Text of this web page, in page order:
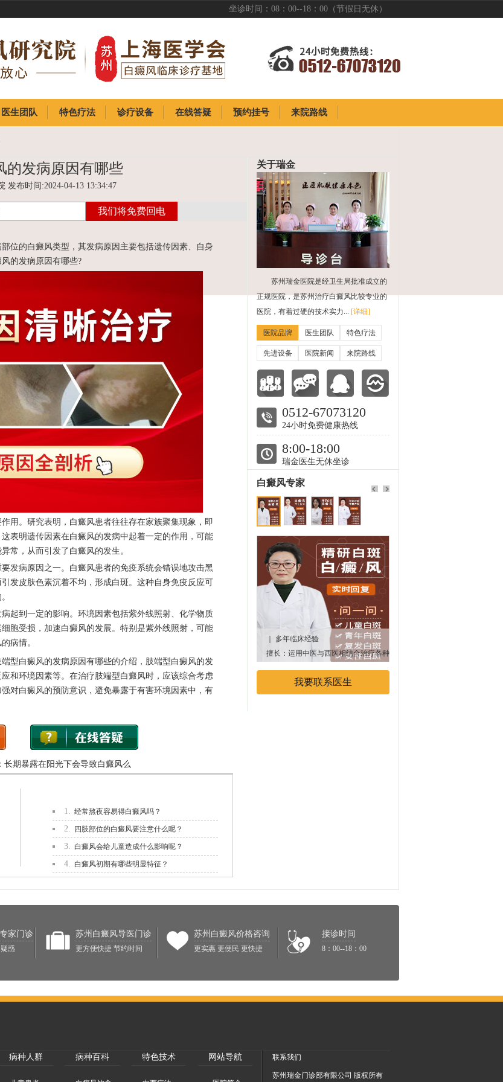
坐诊时间：08：00--18：00（节假日无休）
医生团队 特色疗法 诊疗设备 在线答疑 预约挂号 来院路线
的发病原因有哪些
发布时间:2024-04-13 13:34:47
的白癜风类型，其发病原因主要包括遗传因素、自身
的发病原因有哪些?
。研究表明，白癜风患者往往存在家族聚集现象，即
表明遗传因素在白癜风的发病中起着一定的作用，可能
常，从而引发了白癜风的发生。
病原因之一。白癜风患者的免疫系统会错误地攻击黑
发皮肤色素沉着不均，形成白斑。这种自身免疫反应可
到一定的影响。环境因素包括紫外线照射、化学物质
胞受损，加速白癜风的发展。特别是紫外线照射，可能
病情。
型白癜风的发病原因有哪些的介绍，肢端型白癜风的发
和环境因素等。在治疗肢端型白癜风时，应该综合考虑
对白癜风的预防意识，避免暴露于有害环境因素中，有
长期暴露在阳光下会导致白癜风么
1. 经常熬夜容易得白癜风吗？
2. 四肢部位的白癜风要注意什么呢？
3. 白癜风会给儿童造成什么影响呢？
4. 白癜风初期有哪些明显特征？
关于瑞金
苏州瑞金医院是经卫生局批准成立的
正规医院，是苏州治疗白癜风比较专业的
医院，有着过硬的技术实力... [详细]
医院品牌 医生团队 特色疗法
先进设备 医院新闻 来院路线
0512-67073120
24小时免费健康热线
8:00-18:00
瑞金医生无休坐诊
白癜风专家
｜ 多年临床经验
擅长：运用中医与西医相结合治疗各种
我要联系医生
家门诊
惑
苏州白癜风导医门诊
更方便快捷 节约时间
苏州白癜风价格咨询
更实惠 更便民 更快捷
接诊时间
8：00--18：00
病种人群 病种百科 特色技术 网站导航 联系我们
苏州瑞金门诊部有限公司 版权所有